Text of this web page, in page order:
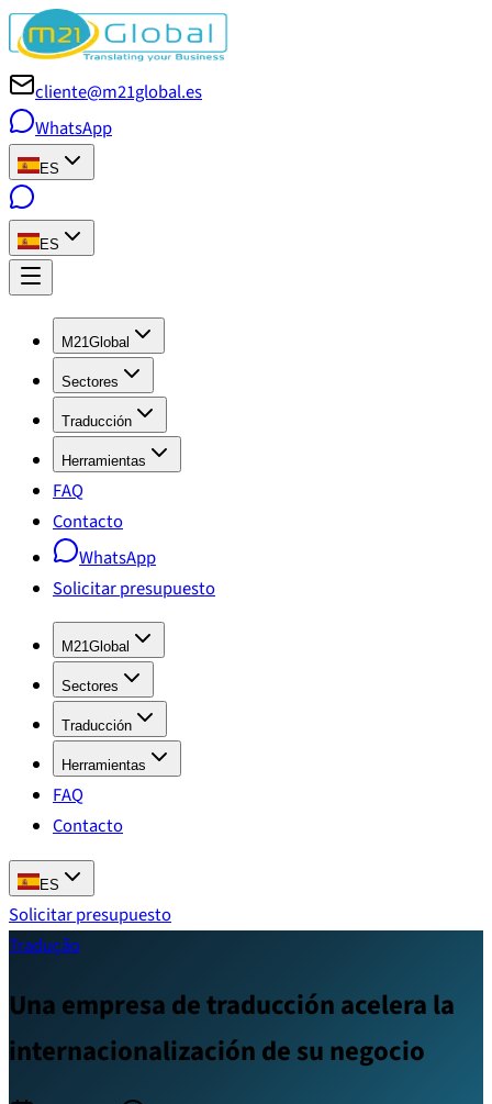
cliente@m21global.es
WhatsApp
ES
ES
M21Global
Sectores
Traducción
Herramientas
FAQ
Contacto
WhatsApp
Solicitar presupuesto
M21Global
Sectores
Traducción
Herramientas
FAQ
Contacto
ES
Solicitar presupuesto
Tradução
Una empresa de traducción acelera la
internacionalización de su negocio